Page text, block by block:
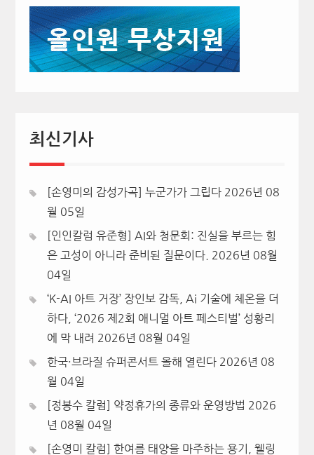
최신기사
[손영미의 감성가곡] 누군가가 그립다 2026년 08
월 05일
[인인칼럼 유준형] AI와 청문회: 진실을 부르는 힘
은 고성이 아니라 준비된 질문이다.
2026년 08월
04일
‘K-AI 아트 거장’ 장인보 감독, Ai 기술에 체온을 더
하다, ‘2026 제2회 애니멀 아트 페스티벌’ 성황리
에 막 내려 2026년 08월 04일
한국·브라질 슈퍼콘서트 올해 열린다 2026년 08
월 04일
[정봉수 칼럼] 약정휴가의 종류와 운영방법 2026
년 08월 04일
[손영미 칼럼] 한여름 태양을 마주하는 용기, 웰링